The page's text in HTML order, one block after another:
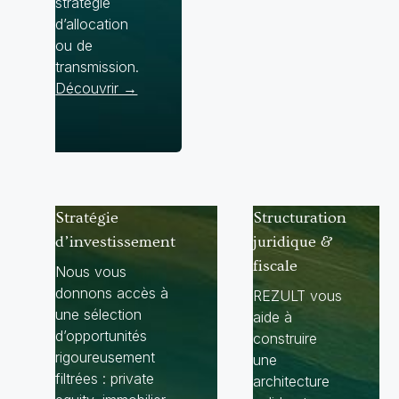
d’allocation
ou de
transmission.
Découvrir →
Stratégie
d’investissement
Nous vous
donnons accès à
une sélection
d’opportunités
rigoureusement
filtrées : private
Structuration
juridique &
fiscale
REZULT vous
aide à
construire
une
architecture